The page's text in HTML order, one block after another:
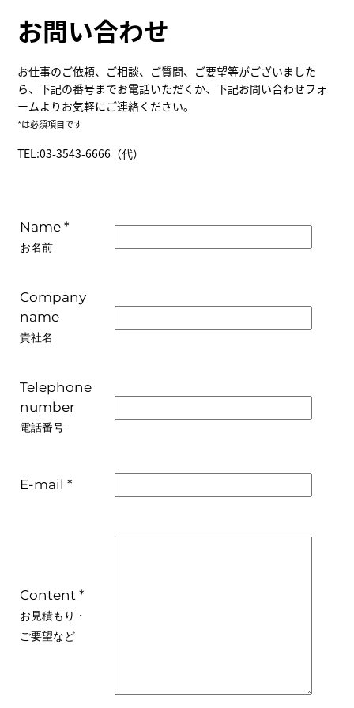
お問い合わせ
お仕事のご依頼、ご相談、ご質問、ご要望等がございました
ら、下記の番号までお電話いただくか、下記お問い合わせフォ
ームよりお気軽にご連絡ください。
*は必須項目です
TEL:03-3543-6666（代）
Name *
お名前
Company
name
貴社名
Telephone
number
電話番号
E-mail *
Content *
お見積もり・
ご要望など